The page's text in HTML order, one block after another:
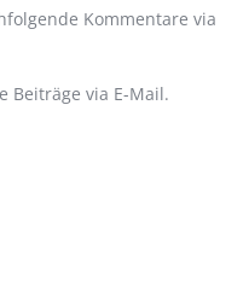
Kommentare via
Beiträge via E-Mail.